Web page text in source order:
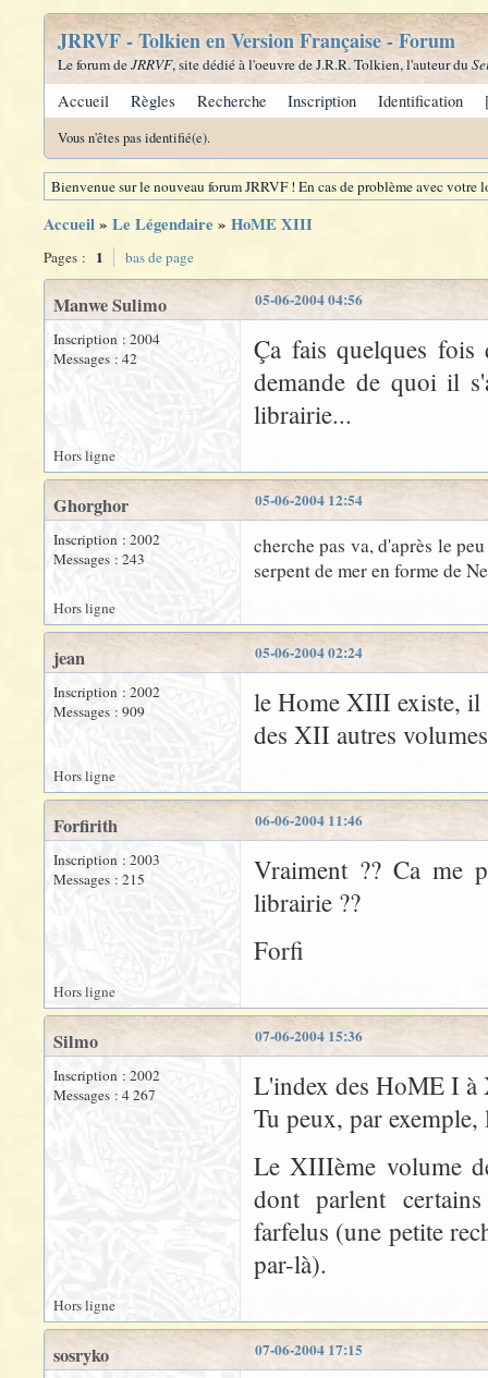
JRRVF - Tolkien en Version Française - Forum
Le forum deJRRVF, site dédié à l'oeuvre de J.R.R. Tolkien, l'auteur du
Accueil Règles Recherche Inscription Identification
Vous n'êtes pas identifié(e).
Bienvenue sur le nouveau forum JRRVF ! En cas de problème avec
Accueil» Le Légendaire » HoME XIII
Pages : 1 bas de page
05-06-2004 04:56
Manwe Sulimo
Inscription : 2004
Messages : 42
Ça fais quelques
demande de quoi il
librairie...
Hors ligne
05-06-2004 12:54
Ghorghor
Inscription : 2002
Messages : 243
cherche pas va, d'après le
serpent de mer en forme de
Hors ligne
05-06-2004 02:24
jean
Inscription : 2002
Messages : 909
le Home XIII existe, il
des XII autres
Hors ligne
06-06-2004 11:46
Forfirith
Inscription : 2003
Messages : 215
Vraiment ?? Ca me
librairie ??
Forfi
Hors ligne
07-06-2004 15:36
Silmo
Inscription : 2002
Messages : 4 267
L'index des HoME I
Tu peux, par
Le XIIIème volume
dont parlent
farfelus (une petite
par-là).
Hors ligne
07-06-2004 17:15
sosryko